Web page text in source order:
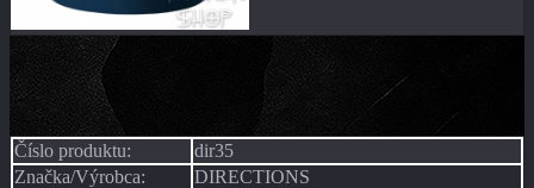
Číslo produktu:
dir35
Značka/Výrobca:
DIRECTIONS